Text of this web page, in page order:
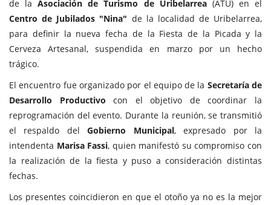
de laAsociación de Turismo de Uribelarrea(ATU) en el
Centro de Jubilados "Nina" de la localidad de Uribelarrea,
para definir la nueva fecha de la Fiesta de la Picada y la
Cerveza Artesanal, suspendida en marzo por un hecho
trágico.
El encuentro fue organizado por el equipo de la Secretaría de
Desarrollo Productivo con el objetivo de coordinar la
reprogramación del evento. Durante la reunión, se transmitió
el respaldo del Gobierno Municipal, expresado por la
intendenta Marisa Fassi, quien manifestó su compromiso con
la realización de la fiesta y puso a consideración distintas
fechas.
Los presentes coincidieron en que el otoño ya no es la mejor